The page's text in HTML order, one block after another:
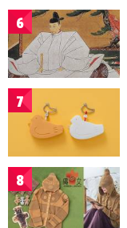
6
7
8